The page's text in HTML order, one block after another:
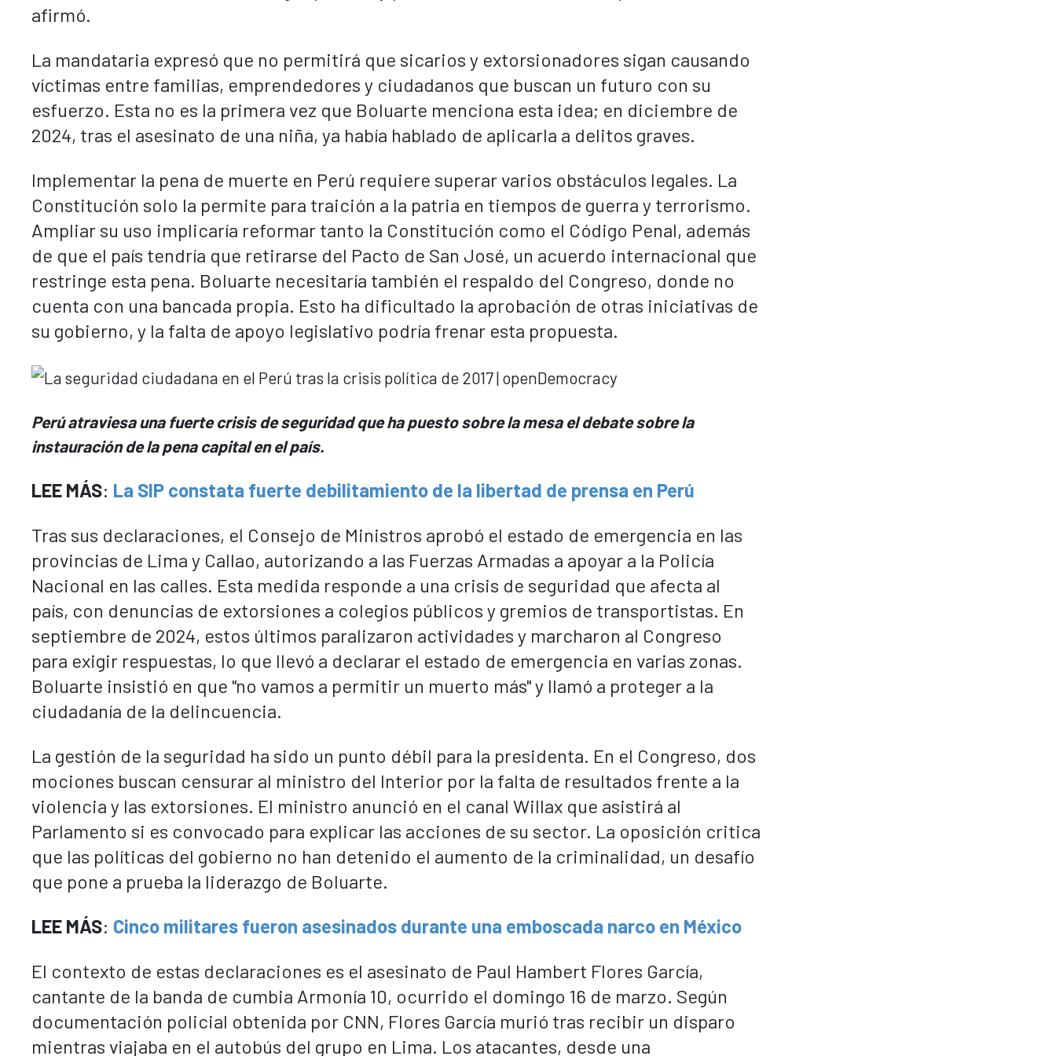
afirmó.
La mandataria expresó que no permitirá que sicarios y extorsionadores sigan causando
víctimas entre familias, emprendedores y ciudadanos que buscan un futuro con su
esfuerzo. Esta no es la primera vez que Boluarte menciona esta idea; en diciembre de
2024, tras el asesinato de una niña, ya había hablado de aplicarla a delitos graves.
Implementar la pena de muerte en Perú requiere superar varios obstáculos legales. La
Constitución solo la permite para traición a la patria en tiempos de guerra y terrorismo.
Ampliar su uso implicaría reformar tanto la Constitución como el Código Penal, además
de que el país tendría que retirarse del Pacto de San José, un acuerdo internacional que
restringe esta pena. Boluarte necesitaría también el respaldo del Congreso, donde no
cuenta con una bancada propia. Esto ha dificultado la aprobación de otras iniciativas de
su gobierno, y la falta de apoyo legislativo podría frenar esta propuesta.
Perú atraviesa una fuerte crisis de seguridad que ha puesto sobre la mesa el debate sobre la
instauración de la pena capital en el país.
LEE MÁS: La SIP constata fuerte debilitamiento de la libertad de prensa en Perú
Tras sus declaraciones, el Consejo de Ministros aprobó el estado de emergencia en las
provincias de Lima y Callao, autorizando a las Fuerzas Armadas a apoyar a la Policía
Nacional en las calles. Esta medida responde a una crisis de seguridad que afecta al
país, con denuncias de extorsiones a colegios públicos y gremios de transportistas. En
septiembre de 2024, estos últimos paralizaron actividades y marcharon al Congreso
para exigir respuestas, lo que llevó a declarar el estado de emergencia en varias zonas.
Boluarte insistió en que "no vamos a permitir un muerto más" y llamó a proteger a la
ciudadanía de la delincuencia.
La gestión de la seguridad ha sido un punto débil para la presidenta. En el Congreso, dos
mociones buscan censurar al ministro del Interior por la falta de resultados frente a la
violencia y las extorsiones. El ministro anunció en el canal Willax que asistirá al
Parlamento si es convocado para explicar las acciones de su sector. La oposición critica
que las políticas del gobierno no han detenido el aumento de la criminalidad, un desafío
que pone a prueba la liderazgo de Boluarte.
LEE MÁS: Cinco militares fueron asesinados durante una emboscada narco en México
El contexto de estas declaraciones es el asesinato de Paul Hambert Flores García,
cantante de la banda de cumbia Armonía 10, ocurrido el domingo 16 de marzo. Según
documentación policial obtenida por CNN, Flores García murió tras recibir un disparo
mientras viajaba en el autobús del grupo en Lima. Los atacantes, desde una